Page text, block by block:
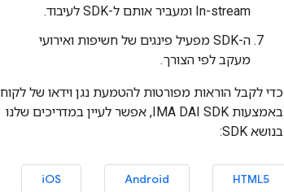
In-stream ומעביר אותם ל-SDK לעיבוד.
ה-SDK מפעיל פינגים של חשיפות ואירועי
מעקב לפי הצורך.
כדי לקבל הוראות מפורטות להטמעת נגן וידאו של לקוח
באמצעות IMA DAI SDK, אפשר לעיין במדריכים שלנו
בנושא SDK:
HTML5
Android
iOS